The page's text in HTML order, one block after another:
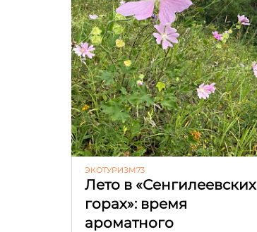
ЭКОТУРИЗМ73
Лето в «Сенгилеевских
горах»: время
ароматного